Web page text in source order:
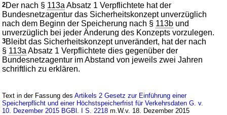
2Der nach § 113a Absatz 1 Verpflichtete hat der
Bundesnetzagentur das Sicherheitskonzept unverzüglich
nach dem Beginn der Speicherung nach § 113b und
unverzüglich bei jeder Änderung des Konzepts vorzulegen.
3Bleibt das Sicherheitskonzept unverändert, hat der nach
§ 113a Absatz 1 Verpflichtete dies gegenüber der
Bundesnetzagentur im Abstand von jeweils zwei Jahren
schriftlich zu erklären.
Text in der Fassung desArtikels 2 Gesetz zur Einführung einer
Speicherpflicht und einer Höchstspeicherfrist für Verkehrsdaten G. v.
10. Dezember 2015 BGBl. I S. 2218 m.W.v. 18. Dezember 2015